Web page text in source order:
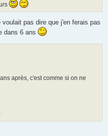
pas dire que j'en ferais pas
dans 6 ans
après, c'est comme si on ne